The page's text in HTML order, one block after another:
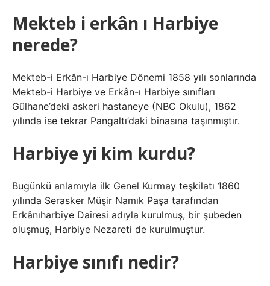
Mekteb i erkân ı Harbiye
nerede?
Mekteb-i Erkân-ı Harbiye Dönemi 1858 yılı sonlarında
Mekteb-i Harbiye ve Erkân-ı Harbiye sınıfları
Gülhane’deki askeri hastaneye (NBC Okulu), 1862
yılında ise tekrar Pangaltı’daki binasına taşınmıştır.
Harbiye yi kim kurdu?
Bugünkü anlamıyla ilk Genel Kurmay teşkilatı 1860
yılında Serasker Müşir Namık Paşa tarafından
Erkânıharbiye Dairesi adıyla kurulmuş, bir şubeden
oluşmuş, Harbiye Nezareti de kurulmuştur.
Harbiye sınıfı nedir?